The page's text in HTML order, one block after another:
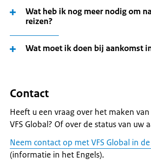
Wat heb ik nog meer nodig om
reizen?
Wat moet ik doen bij aankomst
Contact
Heeft u een vraag over het maken
VFS Global? Of over de status van uw
Neem contact op met VFS Global in
(informatie in het Engels).